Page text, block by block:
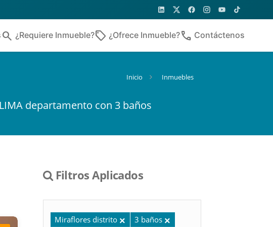
search ¿Requiere Inmueble?sell ¿Ofrece Inmueble?phone Contáctenos
Inicio Inmuebles
departamento con 3 baños
Filtros Aplicados
Miraflores distrito 3 baños